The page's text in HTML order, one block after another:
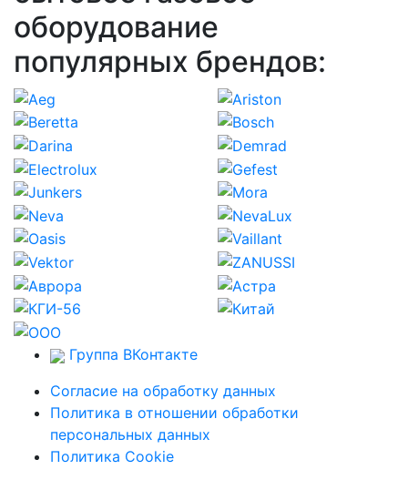
оборудование
популярных брендов:
Группа ВКонтакте
Согласие на обработку данных
Политика в отношении обработки
персональных данных
Политика Cookie